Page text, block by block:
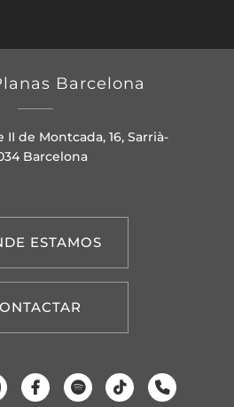
Barcelona
II de Montcada, 16, Sarrià-
Barcelona
ESTAMOS